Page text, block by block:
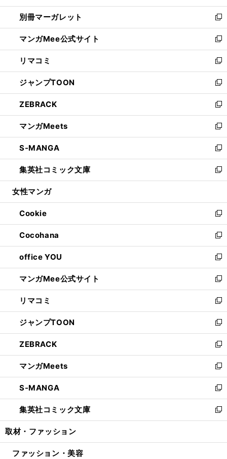
開
く
ウ
で
開
く
ウ
ィ
ン
ド
ウ
で
開
く
し
い
ウ
ィ
ン
ド
ウ
で
開
く
別冊マーガレット
新
し
い
ウ
ィ
ン
ド
ウ
で
開
く
マンガMee公式サイト
新
し
い
ウ
ィ
ン
ド
ウ
で
開
く
リマコミ
新
し
い
ウ
ィ
ン
ド
ウ
で
開
く
ジャンプTOON
新
し
い
ウ
ィ
ン
ド
ウ
で
開
ZEBRACK
新
し
い
ウ
ィ
ン
ド
ウ
開
く
マンガMeets
新
し
い
ウ
ィ
ン
ウ
で
開
く
S-MANGA
新
し
い
ウ
ン
ド
ウ
で
開
く
集英社コミック文庫
新
し
ウ
ィ
ン
ド
ウ
で
開
く
女性マンガ
Cookie
新
し
い
ウ
ィ
ン
ド
ウ
で
開
く
Cocohana
新
し
い
ウ
ィ
ン
ド
ウ
で
開
く
office YOU
新
し
い
ウ
ィ
ン
ド
ウ
で
開
く
マンガMee公式サイト
新
し
い
ウ
ィ
ン
ド
ウ
で
開
く
リマコミ
新
し
い
ウ
ィ
ン
ド
ウ
で
開
く
ジャンプTOON
新
し
い
ウ
ィ
ン
ド
ウ
で
開
ZEBRACK
新
し
い
ウ
ィ
ン
ド
ウ
開
マンガMeets
新
し
い
ウ
ィ
ン
ウ
S-MANGA
新
し
い
ウ
ン
集英社コミック文庫
新
し
ウ
取材・ファッション
ファッション・美容